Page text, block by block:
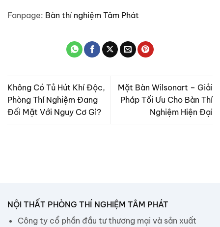
Fanpage: Bàn thí nghiệm Tâm Phát
Không Có Tủ Hút Khí Độc,
Phòng Thí Nghiệm Đang
Đối Mặt Với Nguy Cơ Gì?
Mặt Bàn Wilsonart – Giải
Pháp Tối Ưu Cho Bàn Thí
Nghiệm Hiện Đại
NỘI THẤT PHÒNG THÍ NGHIỆM TÂM PHÁT
Công ty cổ phần đầu tư thương mại và sản xuất